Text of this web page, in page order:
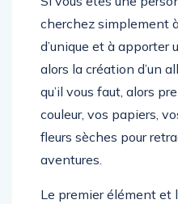
cherchez simplement
d’unique et à apporter
alors la création d’un
qu’il vous faut, alors
couleur, vos papiers,
fleurs sèches pour
aventures.
Le premier élément et